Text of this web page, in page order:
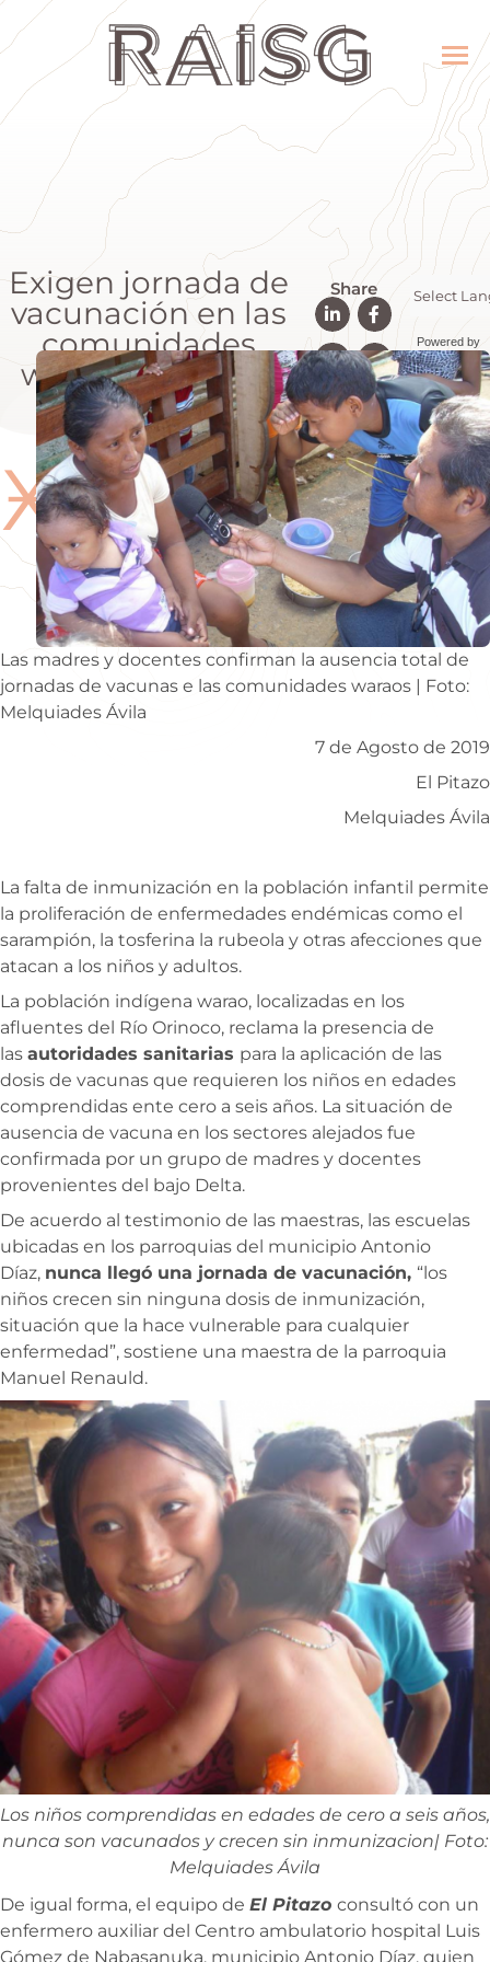
Exigen jornada de
vacunación en las
comunidades
waraos del Delta
Share
Powered by
Ӿ
Las madres y docentes confirman la ausencia total de
jornadas de vacunas e las comunidades waraos | Foto:
Melquiades Ávila
7 de Agosto de 2019
El Pitazo
Melquiades Ávila
La falta de inmunización en la población infantil permite
la proliferación de enfermedades endémicas como el
sarampión, la tosferina la rubeola y otras afecciones que
atacan a los niños y adultos.
La población indígena warao, localizadas en los
afluentes del Río Orinoco, reclama la presencia de
las autoridades sanitarias para la aplicación de las
dosis de vacunas que requieren los niños en edades
comprendidas ente cero a seis años. La situación de
ausencia de vacuna en los sectores alejados fue
confirmada por un grupo de madres y docentes
provenientes del bajo Delta.
De acuerdo al testimonio de las maestras, las escuelas
ubicadas en los parroquias del municipio Antonio
Díaz, nunca llegó una jornada de vacunación, “los
niños crecen sin ninguna dosis de inmunización,
situación que la hace vulnerable para cualquier
enfermedad”, sostiene una maestra de la parroquia
Manuel Renauld.
Los niños comprendidas en edades de cero a seis años,
nunca son vacunados y crecen sin inmunizacion| Foto:
Melquiades Ávila
De igual forma, el equipo de El Pitazo consultó con un
enfermero auxiliar del Centro ambulatorio hospital Luis
Gómez de Nabasanuka, municipio Antonio Díaz, quien